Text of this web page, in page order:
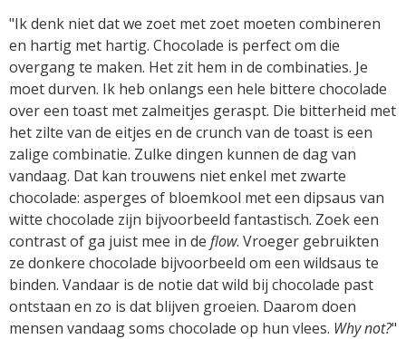
"Ik denk niet dat we zoet met zoet moeten combineren
en hartig met hartig. Chocolade is perfect om die
overgang te maken. Het zit hem in de combinaties. Je
moet durven. Ik heb onlangs een hele bittere chocolade
over een toast met zalmeitjes geraspt. Die bitterheid met
het zilte van de eitjes en de crunch van de toast is een
zalige combinatie. Zulke dingen kunnen de dag van
vandaag. Dat kan trouwens niet enkel met zwarte
chocolade: asperges of bloemkool met een dipsaus van
witte chocolade zijn bijvoorbeeld fantastisch. Zoek een
contrast of ga juist mee in de flow. Vroeger gebruikten
ze donkere chocolade bijvoorbeeld om een wildsaus te
binden. Vandaar is de notie dat wild bij chocolade past
ontstaan en zo is dat blijven groeien. Daarom doen
mensen vandaag soms chocolade op hun vlees. Why not?"